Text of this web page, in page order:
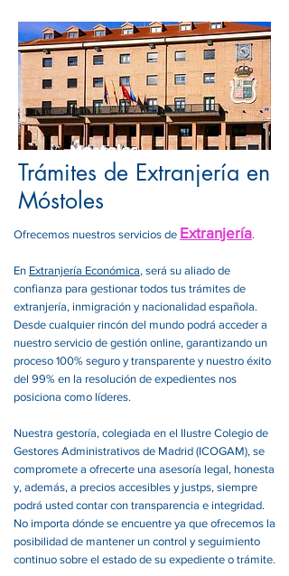
Trámites de Extranjería en
Móstoles
Ofrecemos nuestros servicios de Extranjería.
En Extranjería Económica, será su aliado de
confianza para gestionar todos tus trámites de
extranjería, inmigración y nacionalidad española.
Desde cualquier rincón del mundo podrá acceder a
nuestro servicio de gestión online, garantizando un
proceso 100% seguro y transparente y nuestro éxito
del 99% en la resolución de expedientes nos
posiciona como líderes.
Nuestra gestoría, colegiada en el Ilustre Colegio de
Gestores Administrativos de Madrid (ICOGAM), se
compromete a ofrecerte una asesoría legal, honesta
y, además, a precios accesibles y justps, siempre
podrá usted contar con transparencia e integridad.
No importa dónde se encuentre ya que ofrecemos la
posibilidad de mantener un control y seguimiento
continuo sobre el estado de su expediente o trámite.